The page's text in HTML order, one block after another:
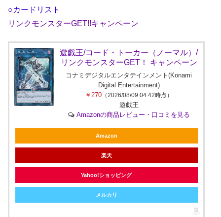
○カードリスト
リンクモンスターGET!!キャンペーン
遊戯王/コード・トーカー（ノーマル）/
リンクモンスターGET！ キャンペーン
コナミデジタルエンタテインメント(Konami
Digital Entertainment)
￥270 （2026/08/09 04:42時点）
遊戯王
Amazonの商品レビュー・口コミを見る
Amazon
楽天
Yahoo!ショッピング
メルカリ